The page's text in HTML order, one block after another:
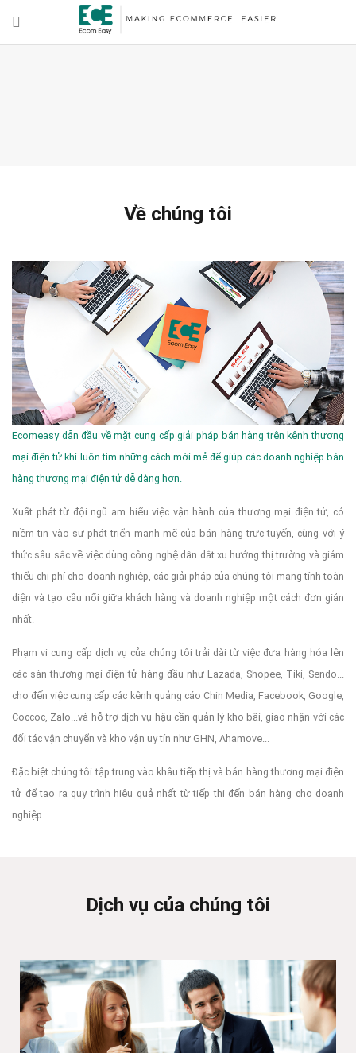
Về chúng tôi
Ecomeasy dẫn đầu về mặt cung cấp giải pháp bán hàng trên kênh thương
mại điện tử khi luôn tìm những cách mới mẻ để giúp các doanh nghiệp bán
hàng thương mại điện tử dễ dàng hơn.
Xuất phát từ đội ngũ am hiểu việc vận hành của thương mại điện tử, có
niềm tin vào sự phát triển mạnh mẽ của bán hàng trực tuyến, cùng với ý
thức sâu sắc về việc dùng công nghệ dẫn dắt xu hướng thị trường và giảm
thiểu chi phí cho doanh nghiệp, các giải pháp của chúng tôi mang tính toàn
diện và tạo cầu nối giữa khách hàng và doanh nghiệp một cách đơn giản
nhất.
Phạm vi cung cấp dịch vụ của chúng tôi trải dài từ việc đưa hàng hóa lên
các sàn thương mại điện tử hàng đầu như Lazada, Shopee, Tiki, Sendo...
cho đến việc cung cấp các kênh quảng cáo Chin Media, Facebook, Google,
Coccoc, Zalo...và hỗ trợ dịch vụ hậu cần quản lý kho bãi, giao nhận với các
đối tác vận chuyển và kho vận uy tín như GHN, Ahamove...
Đặc biệt chúng tôi tập trung vào khâu tiếp thị và bán hàng thương mại điện
tử để tạo ra quy trình hiệu quả nhất từ tiếp thị đến bán hàng cho doanh
nghiệp.
Dịch vụ của chúng tôi